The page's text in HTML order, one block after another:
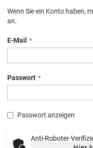
Wenn Sie ein Konto haben,
an.
E-Mail
Passwort
Passwort anzeigen
Anti-Roboter-